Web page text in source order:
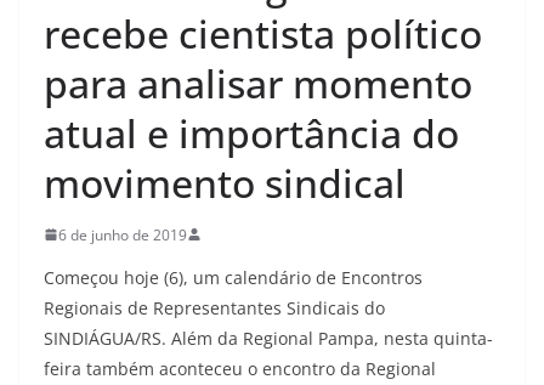
recebe cientista político
para analisar momento
atual e importância do
movimento sindical
6 de junho de 2019
Começou hoje (6), um calendário de Encontros
Regionais de Representantes Sindicais do
SINDIÁGUA/RS. Além da Regional Pampa, nesta quinta-
feira também aconteceu o encontro da Regional